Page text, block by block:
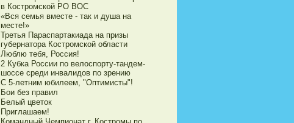
в Костромской РО ВОС
«Вся семья вместе - так и душа на
месте!»
Третья Параспартакиада на призы
губернатора Костромской области
Люблю тебя, Россия!
2 Кубка России по велоспорту-тандем-
шоссе среди инвалидов по зрению
С 5-летним юбилеем, "Оптимисты"!
Бои без правил
Белый цветок
Приглашаем!